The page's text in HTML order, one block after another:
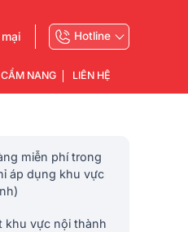
Hotline
CẨM NANG LIÊN HỆ
miễn phí trong
áp dụng khu vực
khu vực nội thành